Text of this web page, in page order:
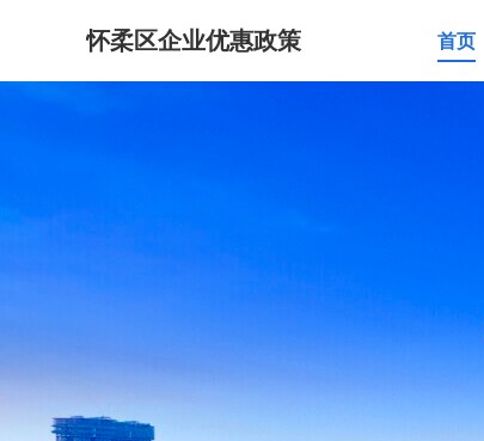
怀柔区企业优惠政策 首页